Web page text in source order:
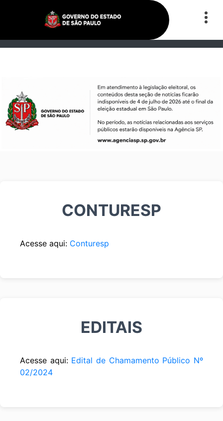
CONTURESP
Acesse aqui: Conturesp
EDITAIS
Acesse aqui: Edital de Chamamento Público Nº
02/2024